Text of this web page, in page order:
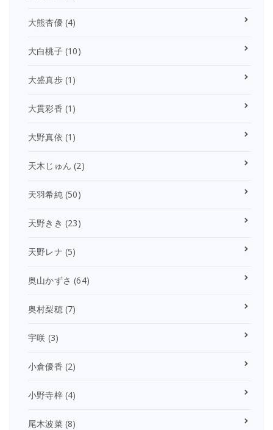
大熊杏優(4)
大白桃子(10)
大盛真歩(1)
大貫彩香 (1)
大野真依 (1)
天木じゅん (2)
天羽希純(50)
天野きき (23)
天野レナ (5)
奥山かずさ (64)
奥村梨穂(7)
宇咲 (3)
小倉優香 (2)
小野寺梓(4)
尾木波菜(8)